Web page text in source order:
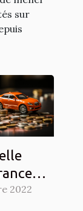
sur
son
2022